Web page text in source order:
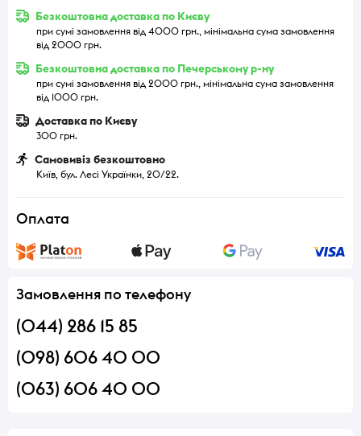
Безкоштовна доставка по Києву
при сумі замовлення від 4000 грн., мінімальна сума замовлення
від 2000 грн.
Безкоштовна доставка по Печерському р-ну
при сумі замовлення від 2000 грн., мінімальна сума замовлення
від 1000 грн.
Доставка по Києву
300 грн.
Самовивіз безкоштовно
Київ, бул. Лесі Українки, 20/22.
Оплата
Замовлення по телефону
(044) 286 15 85
(098) 606 40 00
(063) 606 40 00